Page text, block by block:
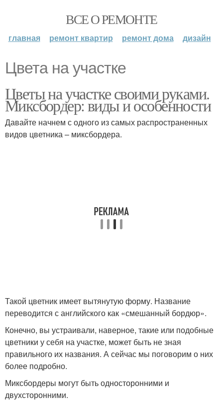
ВСЕ О РЕМОНТЕ
главная ремонт квартир ремонт дома дизайн
Цвета на участке
Цветы на участке своими руками.
Миксбордер: виды и особенности
Давайте начнем с одного из самых распространенных
видов цветника – миксбордера.
Такой цветник имеет вытянутую форму. Название
переводится с английского как «смешанный бордюр».
Конечно, вы устраивали, наверное, такие или подобные
цветники у себя на участке, может быть не зная
правильного их названия. А сейчас мы поговорим о них
более подробно.
Миксбордеры могут быть односторонними и
двухсторонними.